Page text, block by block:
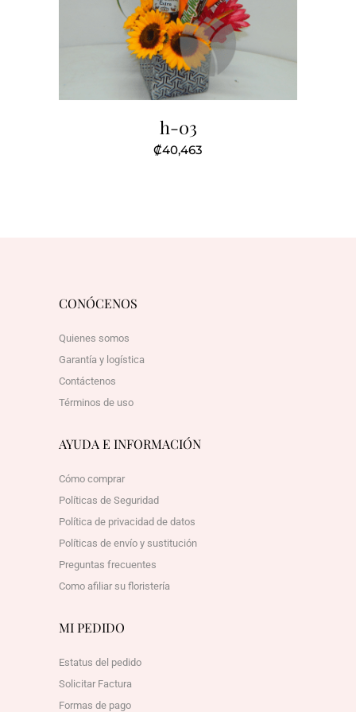
h-03
₡40,463
CONÓCENOS
Quienes somos
Garantía y logística
Contáctenos
Términos de uso
AYUDA E INFORMACIÓN
Cómo comprar
Políticas de Seguridad
Política de privacidad de datos
Políticas de envío y sustitución
Preguntas frecuentes
Como afiliar su floristería
MI PEDIDO
Estatus del pedido
Solicitar Factura
Formas de pago